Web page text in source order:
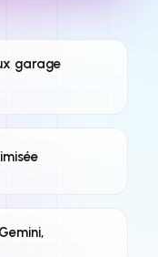
garage